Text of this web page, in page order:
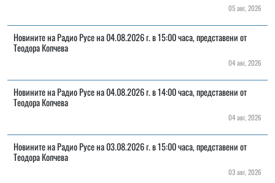
05 авг, 2026
Новините на Радио Русе на 04.08.2026 г. в 15:00 часа, представени от
Теодора Копчева
04 авг, 2026
Новините на Радио Русе на 04.08.2026 г. в 14:00 часа, представени от
Теодора Копчева
04 авг, 2026
Новините на Радио Русе на 03.08.2026 г. в 15:00 часа, представени от
Теодора Копчева
03 авг, 2026